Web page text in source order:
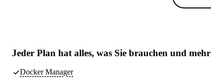
Jeder Plan hat alles, was Sie brauchen und mehr
Docker Manager